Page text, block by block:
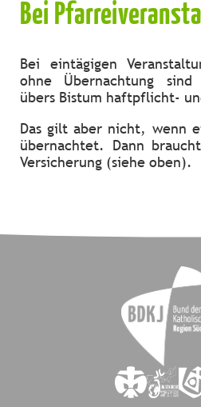
Bei
Bei eintägigen
ohne Übernachtung sind
übers Bistum haftpflicht-
Das gilt aber nicht, wenn
übernachtet. Dann
Versicherung (siehe oben).